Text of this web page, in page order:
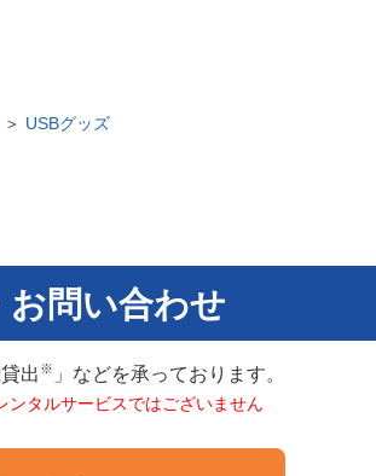
＞ USBグッズ
お問い合わせ
出 ※ 」などを承っております。
タルサービスではございません